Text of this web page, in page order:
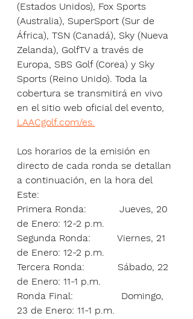
(Estados Unidos), Fox Sports
(Australia), SuperSport (Sur de
África), TSN (Canadá), Sky (Nueva
Zelanda), GolfTV a través de
Europa, SBS Golf (Corea) y Sky
Sports (Reino Unido). Toda la
cobertura se transmitirá en vivo
en el sitio web oficial del evento,
LAACgolf.com/es.
Los horarios de la emisión en
directo de cada ronda se detallan
a continuación, en la hora del
Este:
Primera Ronda:           Jueves, 20
de Enero: 12-2 p.m.
Segunda Ronda:         Viernes, 21
de Enero: 12-2 p.m.
Tercera Ronda:           Sábado, 22
de Enero: 11-1 p.m.
Ronda Final:                Domingo,
23 de Enero: 11-1 p.m.